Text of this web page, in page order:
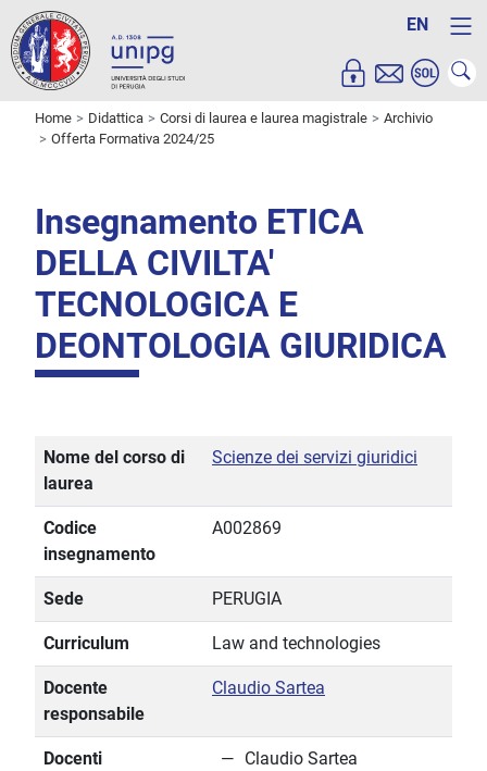
EN
Home Didattica Corsi di laurea e laurea magistrale
Archivio
Offerta Formativa 2024/25
Insegnamento ETICA
DELLA CIVILTA'
TECNOLOGICA E
DEONTOLOGIA GIURIDICA
Nome del corso di
laurea
Scienze dei servizi giuridici
Codice
insegnamento
A002869
Sede PERUGIA
Curriculum Law and technologies
Docente
responsabile
Claudio Sartea
Docenti Claudio Sartea